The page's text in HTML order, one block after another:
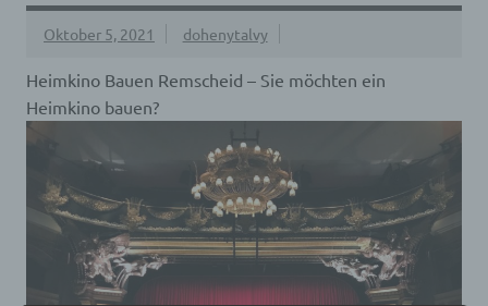
Oktober 5, 2021 dohenytalvy
Heimkino Bauen Remscheid – Sie möchten ein
Heimkino bauen?